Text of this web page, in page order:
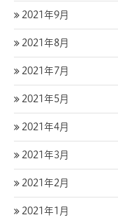
2021年9月
2021年8月
2021年7月
2021年5月
2021年4月
2021年3月
2021年2月
2021年1月